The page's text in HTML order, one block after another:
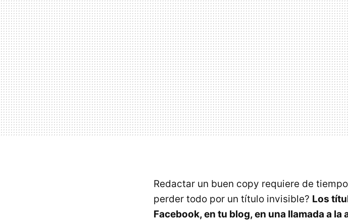
Redactar un buen copy requiere de
perder todo por un título invisible? Los
Facebook, en tu blog, en una llamada a la